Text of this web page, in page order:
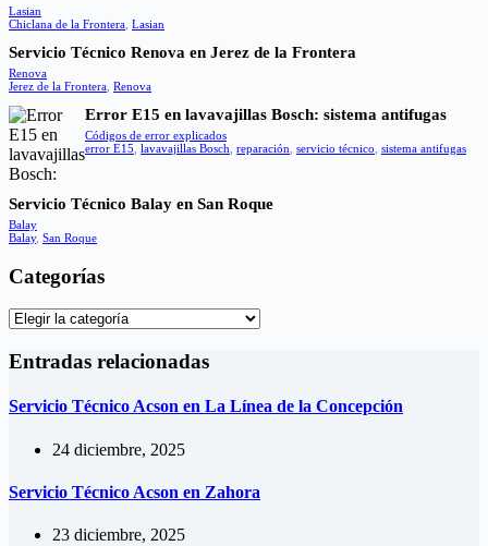
Lasian
Chiclana de la Frontera Lasian
Servicio Técnico Renova en Jerez de la Frontera
Renova
Jerez de la Frontera Renova
Error E15 en lavavajillas Bosch: sistema antifugas
Códigos de error explicados
error E15 lavavajillas Bosch reparación servicio técnico sistema antifugas
Servicio Técnico Balay en San Roque
Balay
Balay, San Roque
Categorías
Categorías
Entradas relacionadas
Servicio Técnico Acson en La Línea de la Concepción
24 diciembre, 2025
Servicio Técnico Acson en Zahora
23 diciembre, 2025